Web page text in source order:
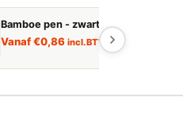
Bamboe pen - zwart schrijvend
Vanaf€0,86 incl. BTW